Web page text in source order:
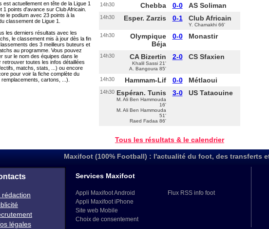
est actuellement en tête de la Ligue 1
1 points d'avance sur Club Africain.
le podium avec 23 points à la
classement de Ligue 1.
les derniers résultats avec les
le classement mis à jour dès la fin
des 3 meilleurs buteurs et
au programme. Vous pouvez
sur le nom des équipes dans le
retrouver toutes les infos détaillées
matchs, stats, ...) ou encore
pour voir la fiche complète du
cartons, ...).
14h30 Chebba 0-0 AS Soliman
14h30 Esper. Zarzis 0-1 Club Africain
Y. Chamakhi 66'
14h30
Olympique
Béja
0-0 Monastir
14h30 CA Bizertin
Khalil Sassi 21'
A. Bangoura 85'
2-0 CS Sfaxien
14h30 Hammam-Lif 0-0 Métlaoui
14h30 Espéran. Tunis
M. Ali Ben Hammouda
16'
M. Ali Ben Hammouda
51'
Raed Fadaa 86'
3-0 US Tataouine
Tous les résultats & le calendrier
Maxifoot (100% Football) : l'actualité du foot, des transferts
rédaction
légales
Services Maxifoot
Appli Maxifoot Android
Appli Maxifoot iPhone
Site web Mobile
Choix de consentement
Flux RSS info foot